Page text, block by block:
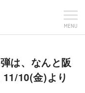
MENU
は、なんと阪
10(金)より